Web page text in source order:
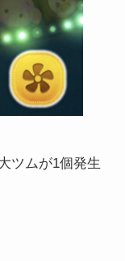
ツムが1個発生